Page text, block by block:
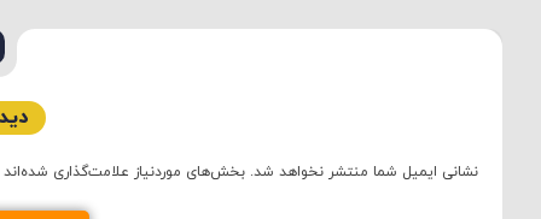
نشانی ایمیل شما منتشر نخواهد شد. بخش‌های موردنیاز علامت‌گذاری شده‌اند